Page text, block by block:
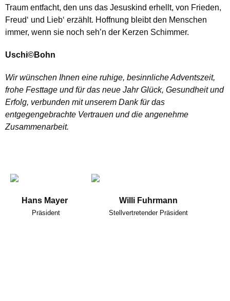
Traum entfacht, den uns das Jesuskind erhellt, von Frieden,
Freud‘ und Lieb‘ erzählt. Hoffnung bleibt den Menschen
immer, wenn sie noch seh’n der Kerzen Schimmer.
Uschi©Bohn
Wir wünschen Ihnen eine ruhige, besinnliche Adventszeit,
frohe Festtage und für das neue Jahr Glück, Gesundheit und
Erfolg, verbunden mit unserem Dank für das
entgegengebrachte Vertrauen und die angenehme
Zusammenarbeit.
Hans Mayer
Präsident
Willi Fuhrmann
Stellvertretender Präsident